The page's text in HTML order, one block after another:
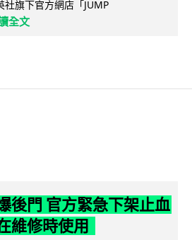
旗下官方網店「JUMP
全文
後門 官方緊急下架止血
維修時使用